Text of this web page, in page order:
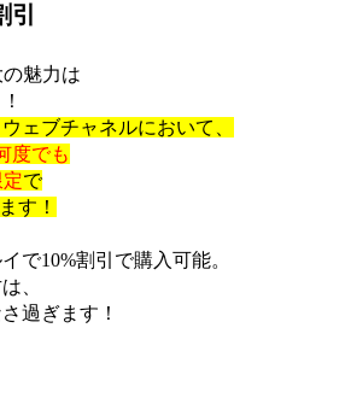
魅力は
ェブチャネルにおいて、
度でも
で
す！
で10%割引で購入可能。
、
過ぎます！